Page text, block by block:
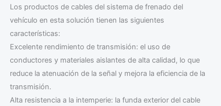
Los productos de cables del sistema de frenado del
vehículo en esta solución tienen las siguientes
características:
Excelente rendimiento de transmisión: el uso de
conductores y materiales aislantes de alta calidad, lo que
reduce la atenuación de la señal y mejora la eficiencia de la
transmisión.
Alta resistencia a la intemperie: la funda exterior del cable